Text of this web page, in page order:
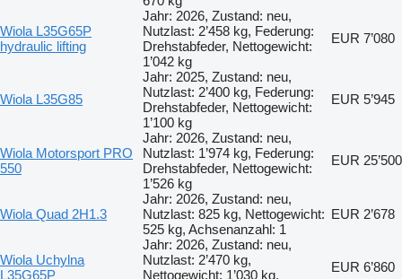
Wiola L35G65P
hydraulic lifting
Jahr: 2026, Zustand: neu,
Nutzlast: 2’458 kg, Federung:
Drehstabfeder, Nettogewicht:
1’042 kg
EUR 7’080
Wiola L35G85
Jahr: 2025, Zustand: neu,
Nutzlast: 2’400 kg, Federung:
Drehstabfeder, Nettogewicht:
1’100 kg
EUR 5’945
Wiola Motorsport PRO
550
Jahr: 2026, Zustand: neu,
Nutzlast: 1’974 kg, Federung:
Drehstabfeder, Nettogewicht:
1’526 kg
EUR 25’500
Wiola Quad 2H1.3
Jahr: 2026, Zustand: neu,
Nutzlast: 825 kg, Nettogewicht:
525 kg, Achsenanzahl: 1
EUR 2’678
Wiola Uchylna
L35G65P
Jahr: 2026, Zustand: neu,
Nutzlast: 2’470 kg,
Nettogewicht: 1’030 kg,
EUR 6’860